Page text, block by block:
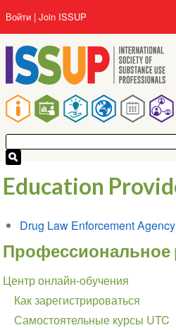
основному
содержанию
Main
navigation
User
account
menu
Войти Join ISSUP
Education
Drug Law Enforcement Agency
Профессиональное
Section
navigation
Центр онлайн-обучения
Как зарегистрироваться
Самостоятельные курсы UTC